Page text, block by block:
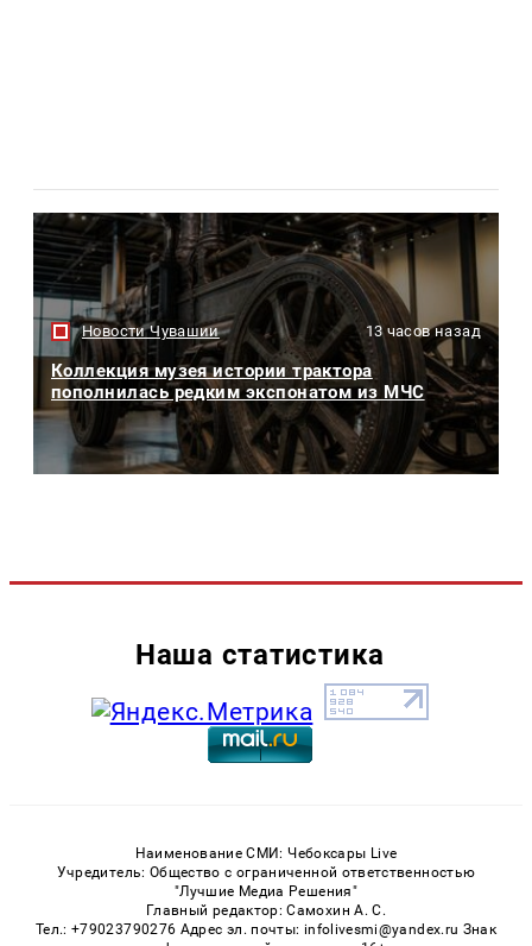
Новости Чувашии 13 часов назад
Коллекция музея истории трактора
пополнилась редким экспонатом из МЧС
Наша статистика
Наименование СМИ: Чебоксары Live
Учредитель: Общество с ограниченной ответственностью
"Лучшие Медиа Решения"
Главный редактор: Самохин А. С.
Тел.: +79023790276 Адрес эл. почты: infolivesmi@yandex.ru Знак